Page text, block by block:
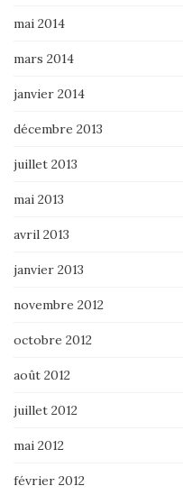
mai 2014
mars 2014
janvier 2014
décembre 2013
juillet 2013
mai 2013
avril 2013
janvier 2013
novembre 2012
octobre 2012
août 2012
juillet 2012
mai 2012
février 2012